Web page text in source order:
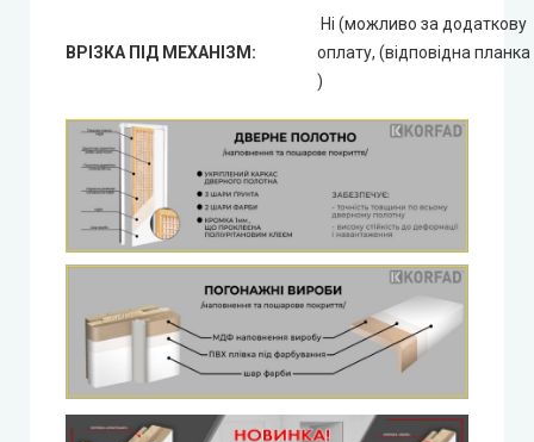
ВРІЗКА ПІД МЕХАНІЗМ:
Ні (можливо за додаткову
оплату, (відповідна планка
)